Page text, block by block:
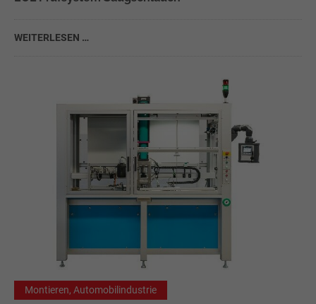
WEITERLESEN …
Montieren, Automobilindustrie